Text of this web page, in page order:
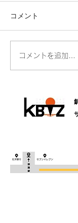
全国Bizネッ
いて毎日新
コメント
コメントを追加…